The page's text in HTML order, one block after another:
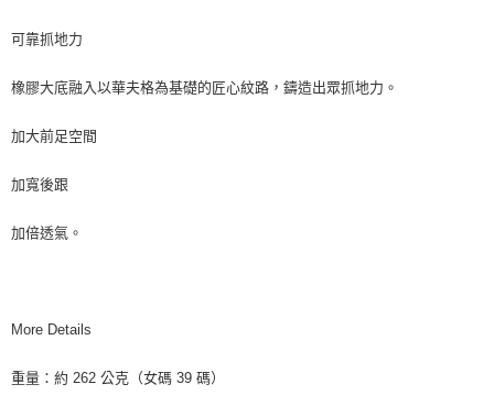
可靠抓地力
橡膠大底融入以華夫格為基礎的匠心紋路，鑄造出眾抓地力。
加大前足空間
加寬後跟
加倍透氣。
More Details
重量：約 262 公克（女碼 39 碼）